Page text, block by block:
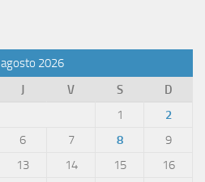
agosto 2026
J V S
D
1
2
6 7 8
9
13 14 15
16